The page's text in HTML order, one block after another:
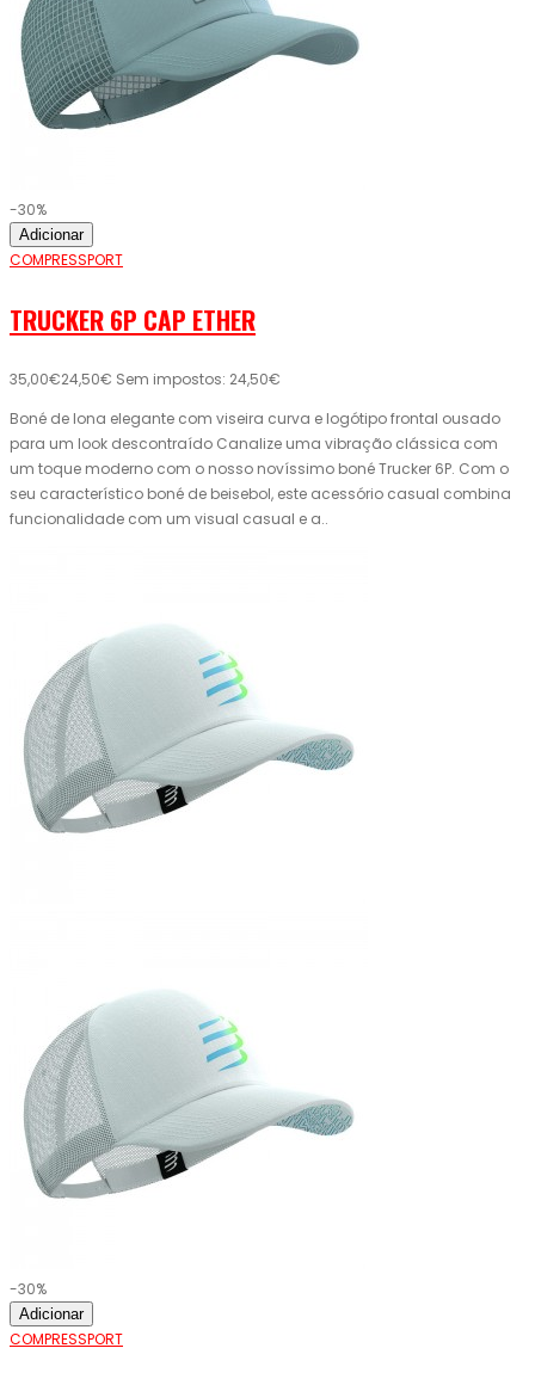
-30%
Adicionar
COMPRESSPORT
TRUCKER 6P CAP ETHER
35,00€24,50€ Sem impostos: 24,50€
Boné de lona elegante com viseira curva e logótipo frontal ousado
para um look descontraído Canalize uma vibração clássica com
um toque moderno com o nosso novíssimo boné Trucker 6P. Com o
seu característico boné de beisebol, este acessório casual combina
funcionalidade com um visual casual e a..
-30%
Adicionar
COMPRESSPORT